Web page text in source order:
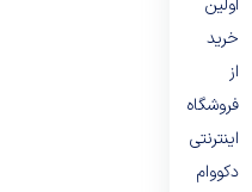
اولین
خرید
از
فروشگاه
اینترنتی
دکووام